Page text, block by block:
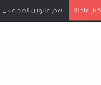
أخبار عاجلة اهم عناوين الصحف